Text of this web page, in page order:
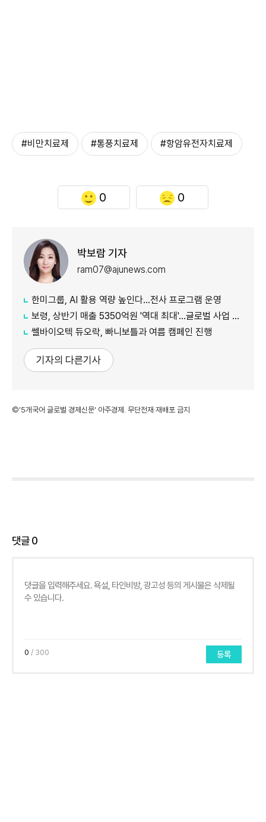
#비만치료제 #통풍치료제 #항암유전자치료제
0 0
박보람 기자
ram07@ajunews.com
한미그룹, AI 활용 역량 높인다…전사 프로그램 운영
보령, 상반기 매출 5350억원 '역대 최대'…글로벌 사업 성장 본격화
쎌바이오텍 듀오락, 빠니보틀과 여름 캠페인 진행
기자의 다른기사
©'5개국어 글로벌 경제신문' 아주경제. 무단전재·재배포 금지
댓글0
0 / 300 등록